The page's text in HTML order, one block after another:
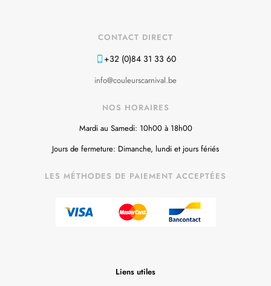
CONTACT DIRECT
+32 (0)84 31 33 60
info@couleurscarnival.be
NOS HORAIRES
Mardi au Samedi: 10h00 à 18h00
Jours de fermeture: Dimanche, lundi et jours fériés
LES MÉTHODES DE PAIEMENT ACCEPTÉES
Liens utiles